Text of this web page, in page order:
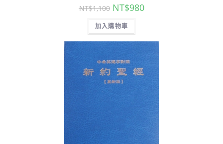
NT$1,100 NT$980
加入購物車